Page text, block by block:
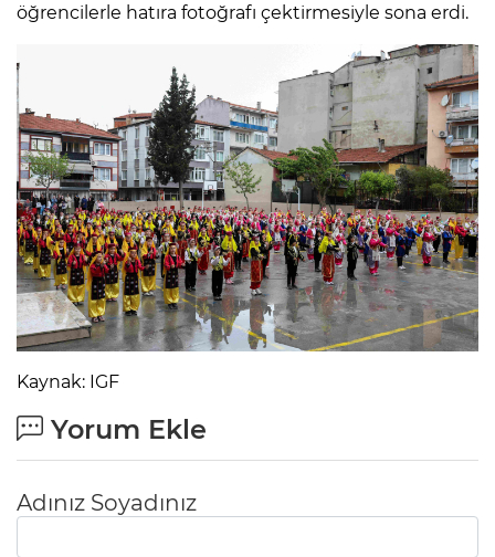
öğrencilerle hatıra fotoğrafı çektirmesiyle sona erdi.
Kaynak: IGF
Yorum Ekle
Adınız Soyadınız